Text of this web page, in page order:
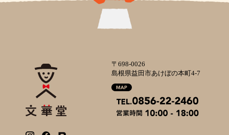
〒698-0026
島根県益田市あけぼの本町4-7